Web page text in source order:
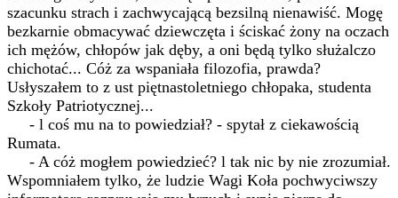
szacunku strach i zachwycającą bezsilną nienawiść. Mogę
bezkarnie obmacywać dziewczęta i ściskać żony na oczach
ich mężów, chłopów jak dęby, a oni będą tylko służalczo
chichotać... Cóż za wspaniała filozofia, prawda?
Usłyszałem to z ust piętnastoletniego chłopaka, studenta
Szkoły Patriotycznej...
- l coś mu na to powiedział? - spytał z ciekawością
Rumata.
- A cóż mogłem powiedzieć? l tak nic by nie zrozumiał.
Wspomniałem tylko, że ludzie Wagi Koła pochwyciwszy